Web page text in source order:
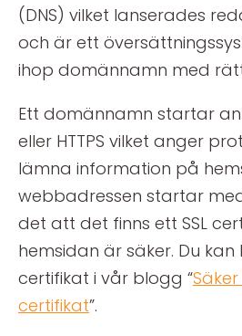
(DNS) vilket lanserades
och är ett
ihop domännamn med
Ett domännamn startar
eller HTTPS vilket anger
lämna information på
webbadressen startar
det att det finns ett SSL
hemsidan är säker. Du kan
certifikat i vår blogg “
certifikat”.